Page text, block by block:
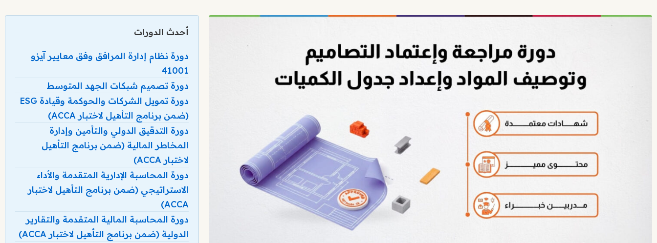
أحدث الدورات
دورة نظام إدارة المرافق وفق معايير آيزو
41001
دورة تصميم شبكات الجهد المتوسط
دورة تمويل الشركات والحوكمة وقيادة ESG
(ضمن برنامج التأهيل لاختبار ACCA)
دورة التدقيق الدولي والتأمين وإدارة
المخاطر المالية (ضمن برنامج التأهيل
لاختبار ACCA)
دورة المحاسبة الإدارية المتقدمة والأداء
الاستراتيجي (ضمن برنامج التأهيل لاختبار
ACCA)
دورة المحاسبة المالية المتقدمة والتقارير
الدولية (ضمن برنامج التأهيل لاختبار ACCA)